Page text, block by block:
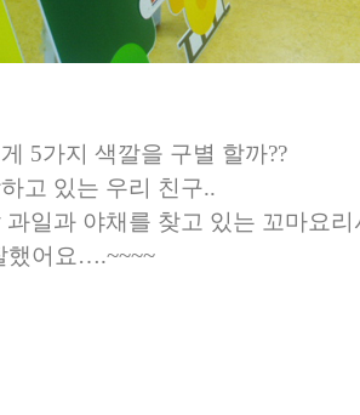
5가지 색깔을 구별 할까??
고 있는 우리 친구..
과일과 야채를 찾고 있는 꼬마요리
했어요….~~~~